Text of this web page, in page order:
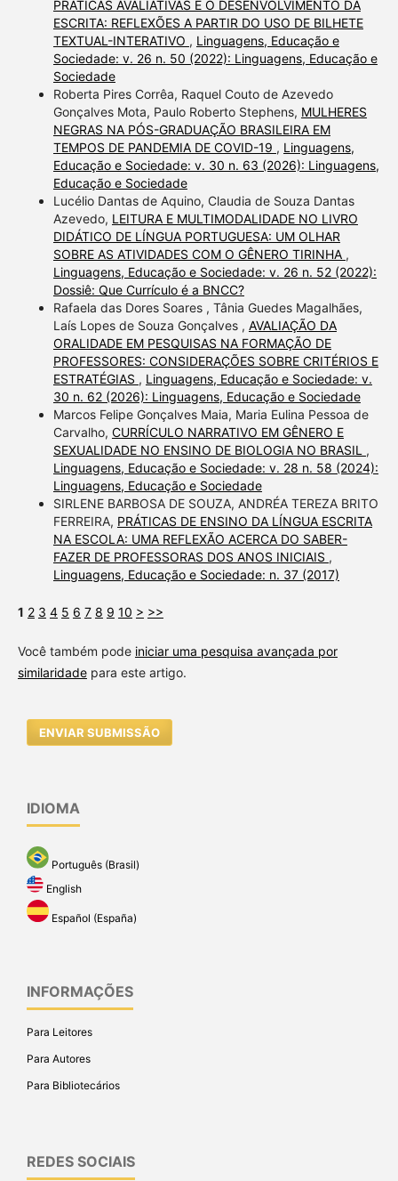
PRÁTICAS AVALIATIVAS E O DESENVOLVIMENTO DA
ESCRITA: REFLEXÕES A PARTIR DO USO DE BILHETE
TEXTUAL-INTERATIVO , Linguagens, Educação e
Sociedade: v. 26 n. 50 (2022): Linguagens, Educação e
Sociedade
Roberta Pires Corrêa, Raquel Couto de Azevedo
Gonçalves Mota, Paulo Roberto Stephens, MULHERES
NEGRAS NA PÓS-GRADUAÇÃO BRASILEIRA EM
TEMPOS DE PANDEMIA DE COVID-19 , Linguagens,
Educação e Sociedade: v. 30 n. 63 (2026): Linguagens,
Educação e Sociedade
Lucélio Dantas de Aquino, Claudia de Souza Dantas
Azevedo, LEITURA E MULTIMODALIDADE NO LIVRO
DIDÁTICO DE LÍNGUA PORTUGUESA: UM OLHAR
SOBRE AS ATIVIDADES COM O GÊNERO TIRINHA ,
Linguagens, Educação e Sociedade: v. 26 n. 52 (2022):
Dossiê: Que Currículo é a BNCC?
Rafaela das Dores Soares , Tânia Guedes Magalhães,
Laís Lopes de Souza Gonçalves , AVALIAÇÃO DA
ORALIDADE EM PESQUISAS NA FORMAÇÃO DE
PROFESSORES: CONSIDERAÇÕES SOBRE CRITÉRIOS E
ESTRATÉGIAS , Linguagens, Educação e Sociedade: v.
30 n. 62 (2026): Linguagens, Educação e Sociedade
Marcos Felipe Gonçalves Maia, Maria Eulina Pessoa de
Carvalho, CURRÍCULO NARRATIVO EM GÊNERO E
SEXUALIDADE NO ENSINO DE BIOLOGIA NO BRASIL ,
Linguagens, Educação e Sociedade: v. 28 n. 58 (2024):
Linguagens, Educação e Sociedade
SIRLENE BARBOSA DE SOUZA, ANDRÉA TEREZA BRITO
FERREIRA, PRÁTICAS DE ENSINO DA LÍNGUA ESCRITA
NA ESCOLA: UMA REFLEXÃO ACERCA DO SABER-
FAZER DE PROFESSORAS DOS ANOS INICIAIS ,
Linguagens, Educação e Sociedade: n. 37 (2017)
1 2 3 4 5 6 7 8 9 10 > >>
Você também pode iniciar uma pesquisa avançada por
similaridadepara este artigo.
ENVIAR SUBMISSÃO
IDIOMA
Português (Brasil)
English
Español (España)
INFORMAÇÕES
Para Leitores
Para Autores
Para Bibliotecários
REDES SOCIAIS